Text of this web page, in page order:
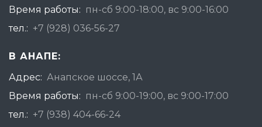
Время работы: пн-сб 9:00-18:00, вс 9:00-16:00
тел.: +7 (928) 036-56-27
В АНАПЕ:
Адрес: Анапское шоссе, 1А
Время работы: пн-сб 9:00-19:00, вс 9:00-17:00
тел.: +7 (938) 404-66-24